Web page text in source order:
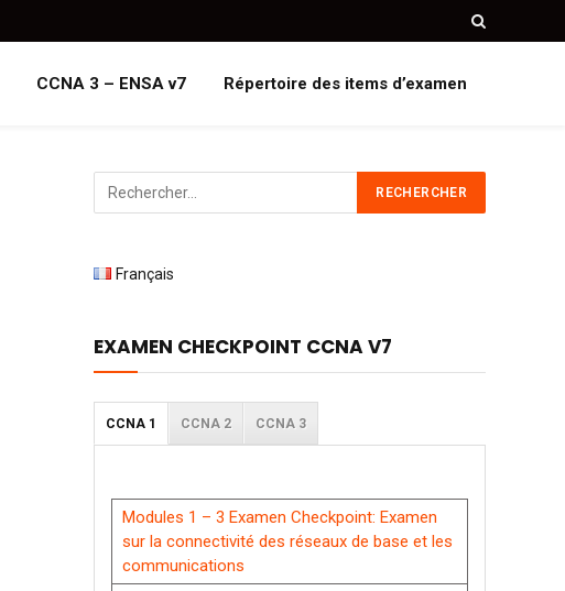
CCNA 3 – ENSA v7 Répertoire des items d’examen
Français
EXAMEN CHECKPOINT CCNA V7
CCNA 1 CCNA 2 CCNA 3
Modules 1 – 3 Examen Checkpoint: Examen
sur la connectivité des réseaux de base et les
communications